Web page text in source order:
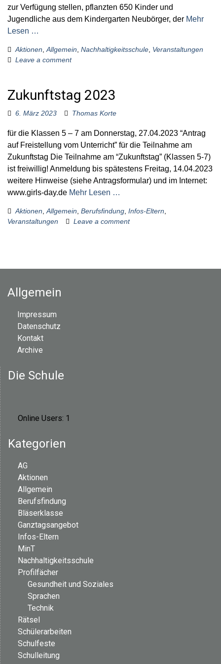
zur Verfügung stellen, pflanzten 650 Kinder und
Jugendliche aus dem Kindergarten Neubörger, der Mehr
Lesen …
Aktionen Allgemein Nachhaltigkeitsschule Veranstaltungen
Leave a comment
Zukunftstag 2023
6. März 2023 Thomas Korte
für die Klassen 5 – 7 am Donnerstag, 27.04.2023 “Antrag
auf Freistellung vom Unterricht” für die Teilnahme am
Zukunftstag Die Teilnahme am “Zukunftstag” (Klassen 5-7)
ist freiwillig! Anmeldung bis spätestens Freitag, 14.04.2023
weitere Hinweise (siehe Antragsformular) und im Internet:
www.girls-day.de Mehr Lesen …
Aktionen Allgemein Berufsfindung Infos-Eltern
Veranstaltungen
Leave a comment
Allgemein
Impressum
Datenschutz
Kontakt
Archive
Die Schule
Online Users: 1
Kategorien
AG
Aktionen
Allgemein
Berufsfindung
Bläserklasse
Ganztagsangebot
Infos-Eltern
MinT
Nachhaltigkeitsschule
Profilfächer
Gesundheit und Soziales
Sprachen
Technik
Rätsel
Schülerarbeiten
Schulfeste
Schulleitung